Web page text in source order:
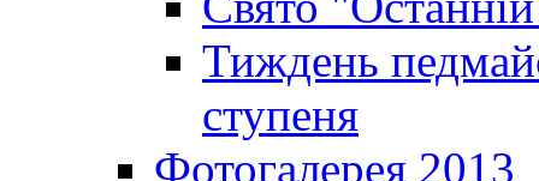
Тиждень
ступеня
Фотогалерея 2013